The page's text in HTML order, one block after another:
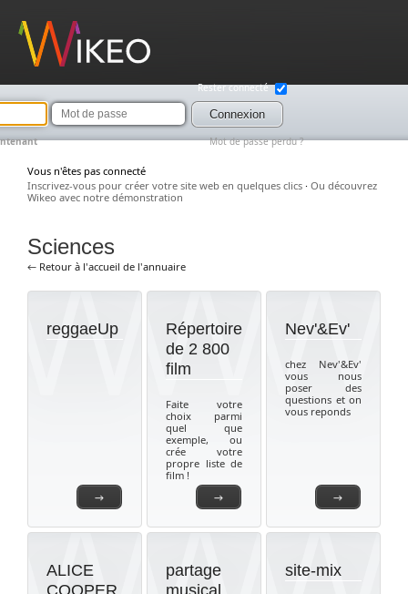
Rester connecté
Mot
de
passe
Connexion
Mot de passe perdu ?
Vous n'êtes pas connecté
Inscrivez-vous pour créer votre site web en quelques clics · Ou découvrez
Wikeo avec notre démonstration
Sciences
← Retour à l'accueil de l'annuaire
→
reggaeUp
→
Répertoire
de 2 800
film
Faite votre
choix parmi
quel que
exemple, ou
crée votre
propre liste de
film !
→
Nev'&Ev'
chez Nev'&Ev'
vous nous
poser des
questions et on
vous reponds
ALICE
COOPER
partage
musical
site-mix